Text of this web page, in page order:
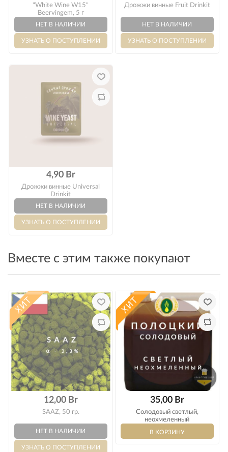
"White Wine W15"
Beervingem, 5 г
Дрожжи винные Fruit Drinkit
4,90 Br
Дрожжи винные Universal
Drinkit
Вместе с этим также покупают
12,00 Br
SAAZ, 50 гр.
35,00 Br
Солодовый светлый,
неохмеленный